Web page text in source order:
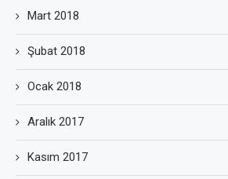
Mart 2018
Şubat 2018
Ocak 2018
Aralık 2017
Kasım 2017